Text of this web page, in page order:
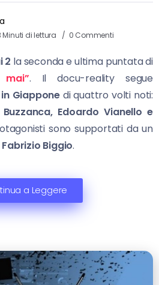
Minuti di lettura 0 Commenti
2 la seconda e ultima puntata di
. Il docu-reality segue
Giapponedi quattro volti noti:
Edoardo Vianello e
sono supportati da un
Fabrizio Biggio.
a Leggere